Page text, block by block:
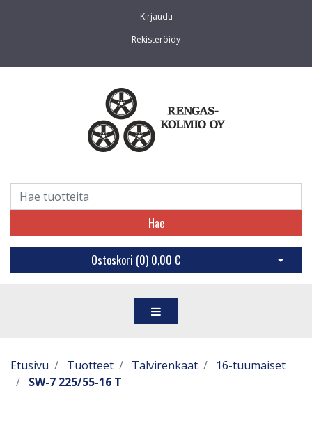
Kirjaudu
Rekisteröidy
Hae
Ostoskori (0) 0,00 € Avaa
Etusivu Tuotteet Talvirenkaat
16-tuumaiset
SW-7 225/55-16 T